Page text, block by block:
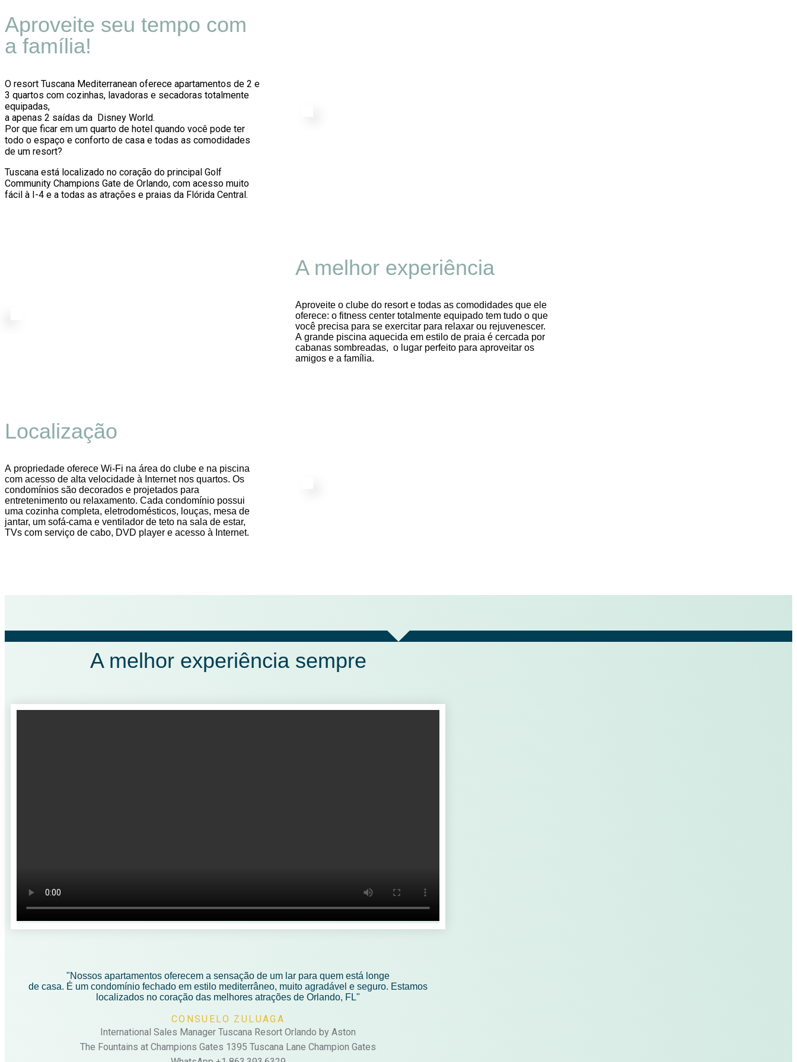
Aproveite seu tempo com
a família!
O resort Tuscana Mediterranean oferece apartamentos de 2 e
3 quartos com cozinhas, lavadoras e secadoras totalmente
equipadas,
a apenas 2 saídas da Disney World.
Por que ficar em um quarto de hotel quando você pode ter
todo o espaço e conforto de casa e todas as comodidades
de um resort?
Tuscana está localizado no coração do principal Golf
Community Champions Gate de Orlando, com acesso muito
fácil à I-4 e a todas as atrações e praias da Flórida Central.
A melhor experiência
Aproveite o clube do resort e todas as comodidades que ele
oferece: o fitness center totalmente equipado tem tudo o que
você precisa para se exercitar para relaxar ou rejuvenescer.
A grande piscina aquecida em estilo de praia é cercada por
cabanas sombreadas, o lugar perfeito para aproveitar os
amigos e a família.
Localização
A propriedade oferece Wi-Fi na área do clube e na piscina
com acesso de alta velocidade à Internet nos quartos. Os
condomínios são decorados e projetados para
entretenimento ou relaxamento. Cada condomínio possui
uma cozinha completa, eletrodomésticos, louças, mesa de
jantar, um sofá-cama e ventilador de teto na sala de estar,
TVs com serviço de cabo, DVD player e acesso à Internet.
A melhor experiência sempre
"Nossos apartamentos oferecem a sensação de um lar para quem está longe
de casa. É um condomínio fechado em estilo mediterrâneo, muito agradável e seguro. Estamos
localizados no coração das melhores atrações de Orlando, FL"
CONSUELO ZULUAGA
International Sales Manager Tuscana Resort Orlando by Aston
The Fountains at Champions Gates 1395 Tuscana Lane Champion Gates